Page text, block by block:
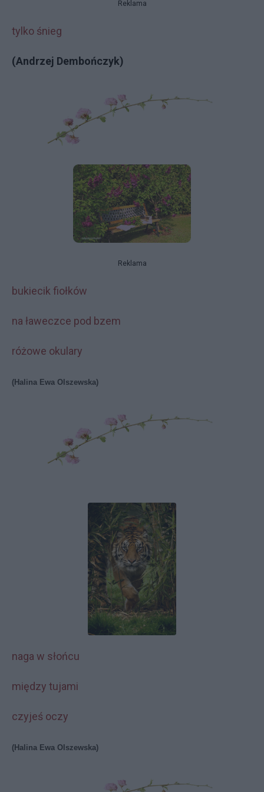
Reklama
tylko śnieg
(Andrzej Dembończyk)
Reklama
bukiecik fiołków
na ławeczce pod bzem
różowe okulary
(Halina Ewa Olszewska)
naga w słońcu
między tujami
czyjeś oczy
(Halina Ewa Olszewska)